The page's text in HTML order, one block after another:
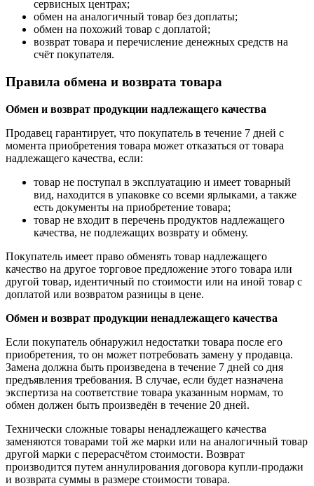
сервисных центрах;
обмен на аналогичный товар без доплаты;
обмен на похожий товар с доплатой;
возврат товара и перечисление денежных средств на
счёт покупателя.
Правила обмена и возврата товара
Обмен и возврат продукции надлежащего качества
Продавец гарантирует, что покупатель в течение 7 дней с
момента приобретения товара может отказаться от товара
надлежащего качества, если:
товар не поступал в эксплуатацию и имеет товарный
вид, находится в упаковке со всеми ярлыками, а также
есть документы на приобретение товара;
товар не входит в перечень продуктов надлежащего
качества, не подлежащих возврату и обмену.
Покупатель имеет право обменять товар надлежащего
качество на другое торговое предложение этого товара или
другой товар, идентичный по стоимости или на иной товар с
доплатой или возвратом разницы в цене.
Обмен и возврат продукции ненадлежащего качества
Если покупатель обнаружил недостатки товара после его
приобретения, то он может потребовать замену у продавца.
Замена должна быть произведена в течение 7 дней со дня
предъявления требования. В случае, если будет назначена
экспертиза на соответствие товара указанным нормам, то
обмен должен быть произведён в течение 20 дней.
Технически сложные товары ненадлежащего качества
заменяются товарами той же марки или на аналогичный товар
другой марки с перерасчётом стоимости. Возврат
производится путем аннулирования договора купли-продажи
и возврата суммы в размере стоимости товара.